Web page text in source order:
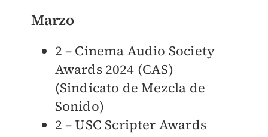
Marzo
2 – Cinema Audio Society
Awards 2024 (CAS)
(Sindicato de Mezcla de
Sonido)
2 – USC Scripter Awards